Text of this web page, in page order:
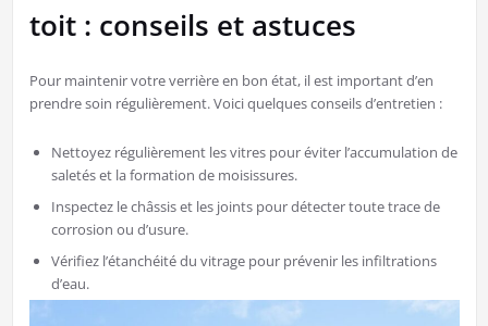
toit : conseils et astuces
Pour maintenir votre verrière en bon état, il est important d’en
prendre soin régulièrement. Voici quelques conseils d’entretien :
Nettoyez régulièrement les vitres pour éviter l’accumulation de
saletés et la formation de moisissures.
Inspectez le châssis et les joints pour détecter toute trace de
corrosion ou d’usure.
Vérifiez l’étanchéité du vitrage pour prévenir les infiltrations
d’eau.